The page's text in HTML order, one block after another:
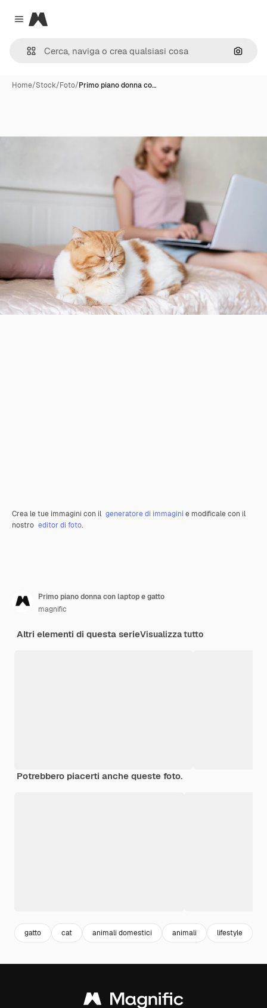
Close menu
Magnific
Cerca
Home/Stock/Foto/Primo piano donna co…
Crea le tue immagini con il generatore di immagini e modificale con il
nostro editor di foto.
Primo piano donna con laptop e gatto
magnific
Altri elementi di questa serieVisualizza tutto
Potrebbero piacerti anche queste foto.
gatto cat animali domestici animali lifestyle